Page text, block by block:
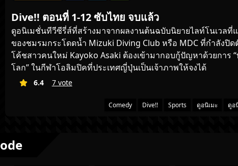
Dive!! ตอนที่ 1-12 ซับไทย จบแล้ว
ดูอนิเมชั่นทีวีซีรี่ส์ที่สร้างมาจากผลงานต้นฉบับนิยายไลท์โนเวลที่แ
ของชมรมกระโดดน้ำ Mizuki Diving Club หรือ MDC ที่กำลังปิ
โค้ชสาวคนใหม่ Kayoko Asaki ต้องเข้ามากอบกู้ปัญหาด้วยกา
โลก” ในกีฬาโอลิมปิคที่ประเทศญี่ปุ่นเป็นเจ้าภาพให้จงได้
6.4 7 vote
Comedy Dive!! Sports ดูอนิเมะ ดูอ